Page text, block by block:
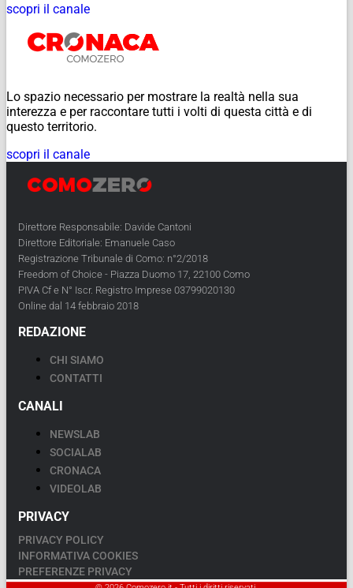
scopri il canale
Lo spazio necessario per mostrare la realtà nella sua
interezza e per raccontare tutti i volti di questa città e di
questo territorio.
scopri il canale
Direttore Responsabile: Davide Cantoni
Direttore Editoriale: Emanuele Caso
Registrazione Tribunale di Como: n°2/2018
Freedom of Choice - Piazza Duomo 17, 22100 Como
PIVA Cf e N° Iscr. Registro Imprese 03799020130
Online dal 14 febbraio 2018
REDAZIONE
CHI SIAMO
CONTATTI
CANALI
NEWSLAB
SOCIALAB
CRONACA
VIDEOLAB
PRIVACY
PRIVACY POLICY
INFORMATIVA COOKIES
PREFERENZE PRIVACY